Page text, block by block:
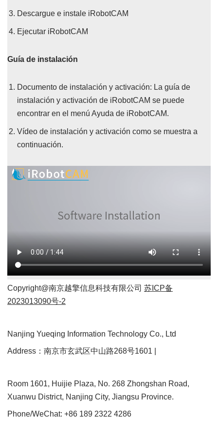
Descargue e instale iRobotCAM
Ejecutar iRobotCAM
Guía de instalación
Documento de instalación y activación: La guía de
instalación y activación de iRobotCAM se puede
encontrar en el menú Ayuda de iRobotCAM.
Vídeo de instalación y activación como se muestra a
continuación.
Copyright@南京越擎信息科技有限公司 苏ICP备
2023013090号-2
Nanjing Yueqing Information Technology Co., Ltd
Address：南京市玄武区中山路268号1601 |
Room 1601, Huijie Plaza, No. 268 Zhongshan Road,
Xuanwu District, Nanjing City, Jiangsu Province.
Phone/WeChat: +86 189 2322 4286